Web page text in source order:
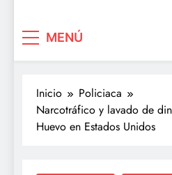
MENÚ
Inicio
Policiaca
Narcotráfico y lavado de
Huevo en Estados Unidos